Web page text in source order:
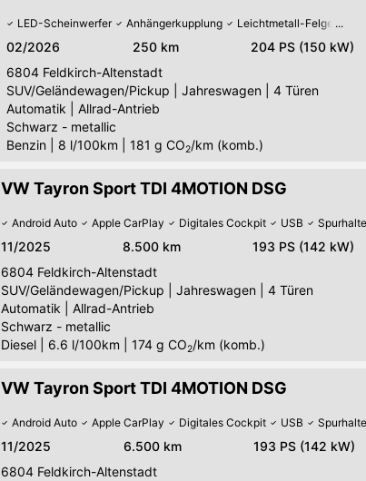
LED-Scheinwerfer Anhängerkupplung Leichtmetall-Felgen
02/2026 250 km 204 PS (150 kW)
6804 Feldkirch-Altenstadt
SUV/Geländewagen/Pickup
Jahreswagen
4 Türen
Automatik
Allrad-Antrieb
Schwarz - metallic
Benzin
8 l/100km 181 g CO2/km (komb.)
VW Tayron Sport TDI 4MOTION DSG
Android Auto Apple CarPlay Digitales Cockpit USB
11/2025 8.500 km 193 PS (142 kW)
6804 Feldkirch-Altenstadt
SUV/Geländewagen/Pickup
Jahreswagen
4 Türen
Automatik
Allrad-Antrieb
Schwarz - metallic
Diesel
6.6 l/100km 174 g CO2/km (komb.)
VW Tayron Sport TDI 4MOTION DSG
Android Auto Apple CarPlay Digitales Cockpit USB
11/2025 6.500 km 193 PS (142 kW)
6804 Feldkirch-Altenstadt